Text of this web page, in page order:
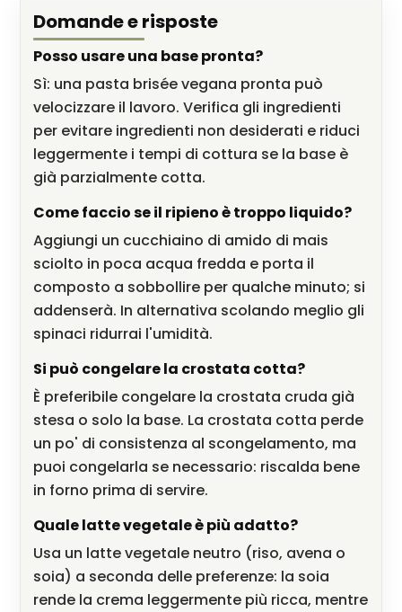
Domande e risposte
Posso usare una base pronta?
Sì: una pasta brisée vegana pronta può
velocizzare il lavoro. Verifica gli ingredienti
per evitare ingredienti non desiderati e riduci
leggermente i tempi di cottura se la base è
già parzialmente cotta.
Come faccio se il ripieno è troppo liquido?
Aggiungi un cucchiaino di amido di mais
sciolto in poca acqua fredda e porta il
composto a sobbollire per qualche minuto; si
addenserà. In alternativa scolando meglio gli
spinaci ridurrai l'umidità.
Si può congelare la crostata cotta?
È preferibile congelare la crostata cruda già
stesa o solo la base. La crostata cotta perde
un po' di consistenza al scongelamento, ma
puoi congelarla se necessario: riscalda bene
in forno prima di servire.
Quale latte vegetale è più adatto?
Usa un latte vegetale neutro (riso, avena o
soia) a seconda delle preferenze: la soia
rende la crema leggermente più ricca, mentre